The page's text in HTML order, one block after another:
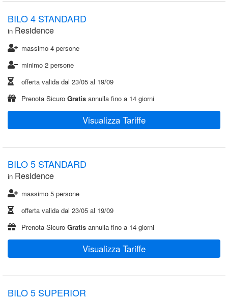
BILO 4 STANDARD
in Residence
massimo 4 persone
minimo 2 persone
offerta valida dal 23/05 al 19/09
Prenota Sicuro Gratis annulla fino a 14 giorni
Visualizza Tariffe
BILO 5 STANDARD
in Residence
massimo 5 persone
offerta valida dal 23/05 al 19/09
Prenota Sicuro Gratis annulla fino a 14 giorni
Visualizza Tariffe
BILO 5 SUPERIOR